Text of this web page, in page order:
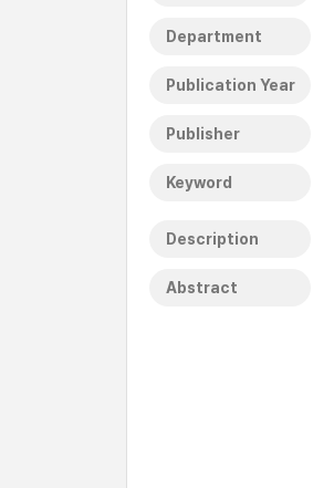
Department
Publication Year
Publisher
Keyword
Description
Abstract